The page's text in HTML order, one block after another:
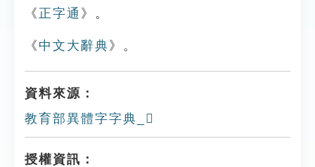
《 正字通 》。
《 中文大辭典 》。
資料來源：
教育部異體字字典_𨿤
授權資訊：